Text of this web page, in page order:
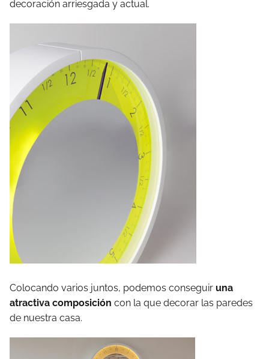
decoración arriesgada y actual.
Colocando varios juntos, podemos conseguir una
atractiva composición con la que decorar las paredes
de nuestra casa.